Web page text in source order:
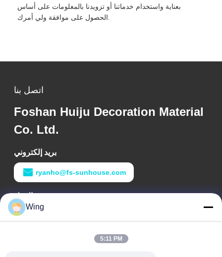
بعناية واستخدام خدماتنا أو تزويدنا بالمعلومات على أساس
اتصل بنا
Foshan Huiju Decoration Material
Co. Ltd.
بريد إلكتروني
ryanho@fs-sunhouse.com
وقت العمل
9:00-18:00
Wing
5:11 PM